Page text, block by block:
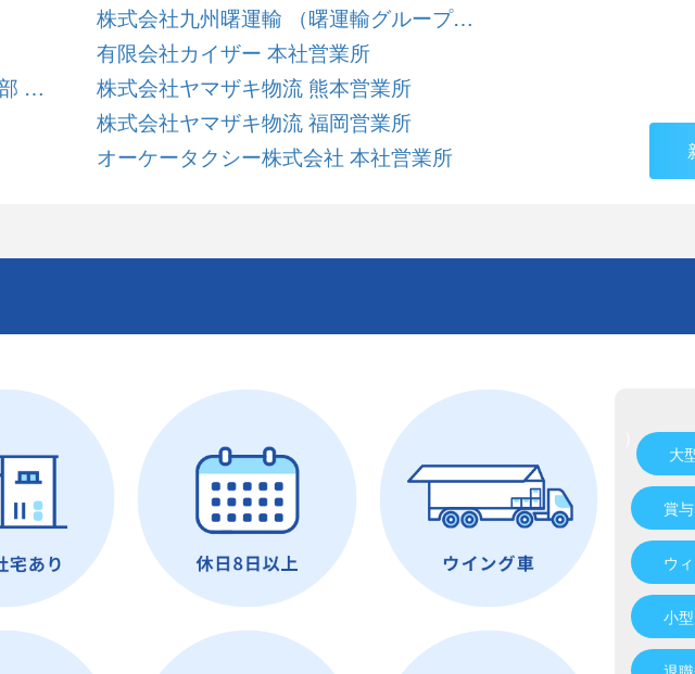
株式会社樋口物流サービス 特需事業部 九州輸送課
株式会社九州曙運輸 （曙運輸グループ）本社/福岡営業所
有限会社カイザー 本社営業所
株式会社ヤマザキ物流 熊本営業所
株式会社ヤマザキ物流 福岡営業所
オーケータクシー株式会社 本社営業所
大
賞与
ウ
小